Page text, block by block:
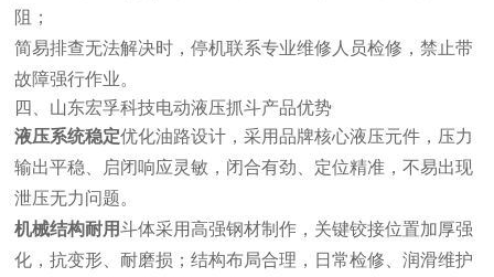
阻；
简易排查无法解决时，停机联系专业维修人员检修，禁止带
故障强行作业。
四、山东宏孚科技电动液压抓斗产品优势
液压系统稳定优化油路设计，采用品牌核心液压元件，压力
输出平稳、启闭响应灵敏，闭合有劲、定位精准，不易出现
泄压无力问题。
机械结构耐用斗体采用高强钢材制作，关键铰接位置加厚强
化，抗变形、耐磨损；结构布局合理，日常检修、润滑维护